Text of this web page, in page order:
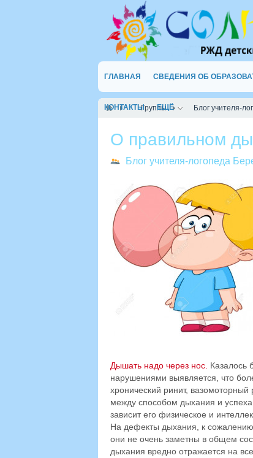
ГЛАВНАЯ СВЕДЕНИЯ ОБ
КОНТАКТЫ ЕЩЁ
Группы Блог учителя-
О правильном
Блог учителя-логопеда
Дышать надо через нос. Казалось
нарушениями выявляется, что
хронический ринит,
между способом дыхания и
зависит его физическое и
На дефекты дыхания, к
они не очень заметны в общем
дыхания вредно отражается на